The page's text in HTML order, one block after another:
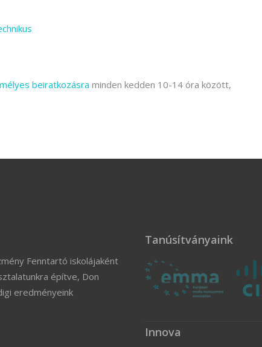
beiratkozásra minden kedden 10-14 óra között,
Fenntartó iskolájaként
építve, Don
eredményeink
Tanúsítványaink
Innova